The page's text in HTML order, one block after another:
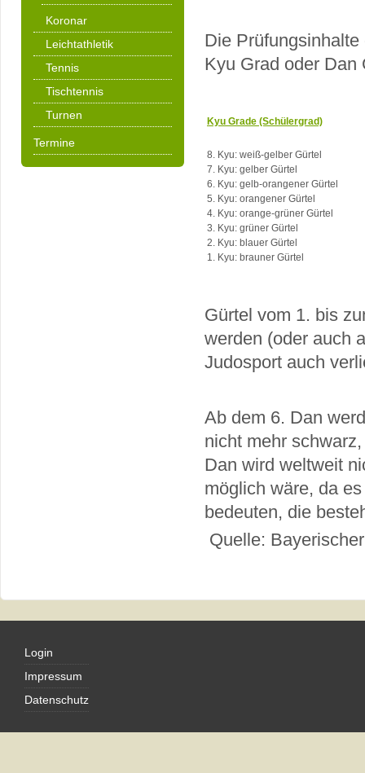
Koronar
Leichtathletik
Tennis
Tischtennis
Turnen
Termine
Die
Kyu Grad oder Dan
Kyu Grade (Schülergrad)
8. Kyu: weiß-gelber Gürtel
7. Kyu: gelber Gürtel
6. Kyu: gelb-orangener Gürtel
5. Kyu: orangener Gürtel
4. Kyu: orange-grüner Gürtel
3. Kyu: grüner Gürtel
2. Kyu: blauer Gürtel
1. Kyu: brauner Gürtel
Gürtel vom 1. bis
werden (oder auch
Judosport auch
Ab dem 6. Dan
nicht mehr
Dan wird weltweit
möglich wäre, da
bedeuten, die
Quelle:
Login
Impressum
Datenschutz